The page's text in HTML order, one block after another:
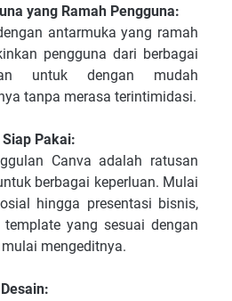
yang Ramah Pengguna:
antarmuka yang ramah
pengguna dari berbagai
untuk dengan mudah
tanpa merasa terintimidasi.
Pakai:
Canva adalah ratusan
berbagai keperluan. Mulai
hingga presentasi bisnis,
yang sesuai dengan
mengeditnya.